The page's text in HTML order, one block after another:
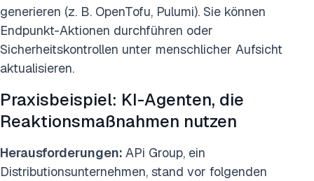
generieren (z. B. OpenTofu, Pulumi). Sie können
Endpunkt-Aktionen durchführen oder
Sicherheitskontrollen unter menschlicher Aufsicht
aktualisieren.
Praxisbeispiel: KI-Agenten, die
Reaktionsmaßnahmen nutzen
Herausforderungen: APi Group, ein
Distributionsunternehmen, stand vor folgenden